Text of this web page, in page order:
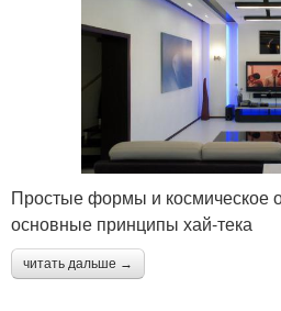
Простые формы и космическое
основные принципы хай-тека
читать дальше →